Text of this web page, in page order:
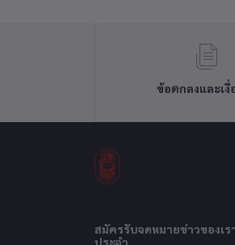
ข้อตกลงและเงื่
สมัครรับจดหมายข่าวของเ